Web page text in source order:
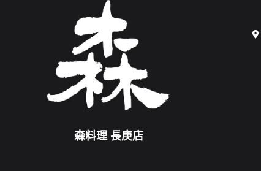
森料理 長庚店